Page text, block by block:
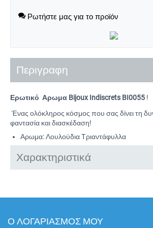
Ρωτήστε μας για το προϊόν
Περιγραφη
Ερωτικό Αρωμα Bijoux Indiscrets BI0055 !
Ένας ολόκληρος κόσμος που σας δίνει τη
φαντασία και διασκέδαση!
Αρωμα: Λουλούδια Τριαντάφυλλα
Χαρακτηριστικά
Ο ΛΟΓΑΡΙΑΣΜΟΣ ΜΟΥ